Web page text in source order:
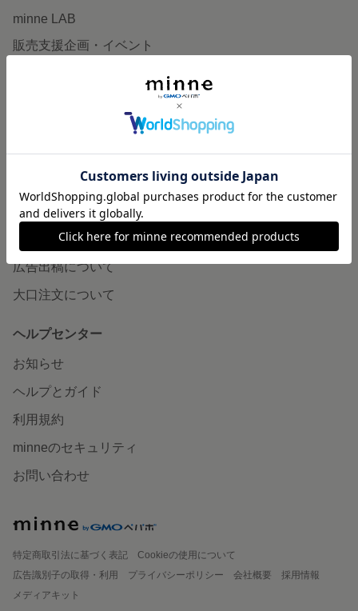
minne LAB
販売支援企画・イベント
minneとものづくりと
minneの本
企業の方へ
広告出稿について
大口注文について
ヘルプセンター
お知らせ
ヘルプとガイド
利用規約
minneのセキュリティ
お問い合わせ
特定商取引法に基づく表記
Cookieの使用について
広告識別子の取得・利用
プライバシーポリシー 会社概要
採用情報
メディアキット